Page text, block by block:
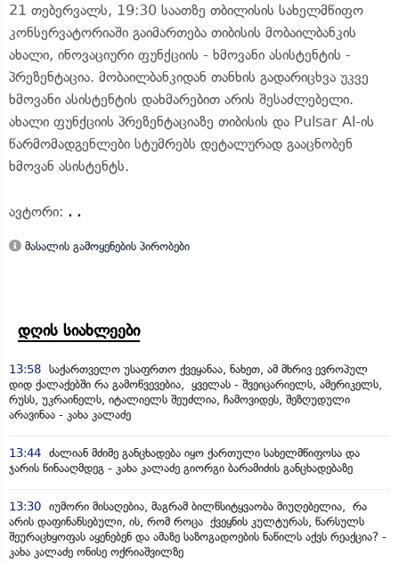
21 თებერვალს, 19:30 საათზე თბილისის სახელმწიფო
კონსერვატორიაში გაიმართება თიბისის მობაილბანკის
ახალი, ინოვაციური ფუნქციის - ხმოვანი ასისტენტის -
პრეზენტაცია. მობაილბანკიდან თანხის გადარიცხვა უკვე
ხმოვანი ასისტენტის დახმარებით არის შესაძლებელი.
ახალი ფუნქციის პრეზენტაციაზე თიბისის და Pulsar Al-ის
წარმომადგენლები სტუმრებს დეტალურად გააცნობენ
ხმოვან ასისტენტს.
ავტორი: . .
მასალის გამოყენების პირობები
დღის სიახლეები
13:58 საქართველო უსაფრთო ქვეყანაა, ნახეთ, ამ მხრივ ევროპულ
დიდ ქალაქებში რა გამოწვევებია, ყველას - შვეიცარიელს, ამერიკელს,
რუსს, უკრაინელს, იტალიელს შეუძლია, ჩამოვიდეს, შეზღუდული
არავინაა - კახა კალაძე
13:44 ძალიან მძიმე განცხადება იყო ქართული სახელმწიფოსა და
ჯარის წინააღმდეგ - კახა კალაძე გიორგი ბარამიძის განცხადებაზე
13:30 იუმორი მისაღებია, მაგრამ ბილწსიტყვაობა მიუღებელია, რა
არის დაფინანსებული, ის, რომ როცა ქვეყნის კულტურას, წარსულს
შეურაცხყოფას აყენებენ და ამაზე საზოგადოების ნაწილს აქვს რეაქცია? -
კახა კალაძე ონისე ოქრიაშვილზე